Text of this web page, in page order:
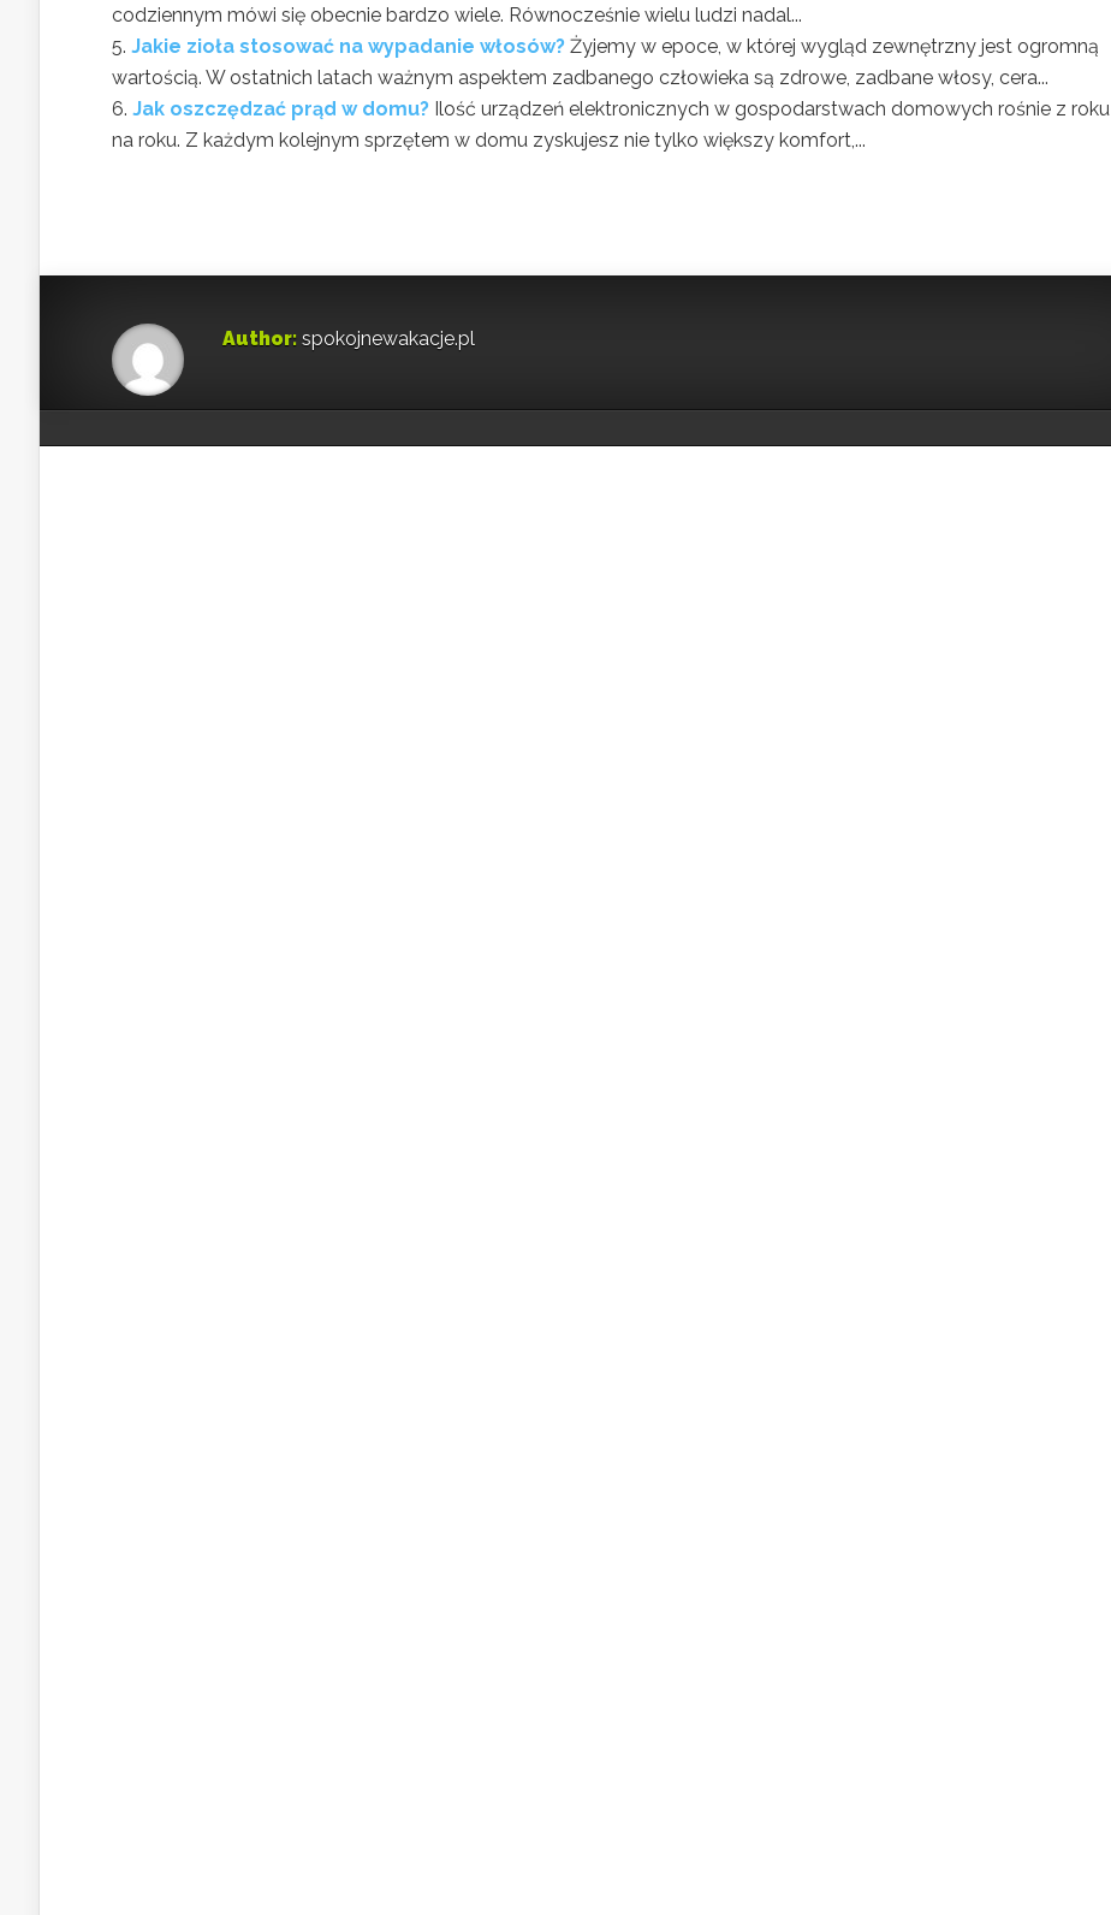
codziennym mówi się obecnie bardzo wiele. Równocześnie wielu ludzi nadal...
Jakie zioła stosować na wypadanie włosów? Żyjemy w epoce, w której wygląd zewnętrzny jest ogromną
wartością. W ostatnich latach ważnym aspektem zadbanego człowieka są zdrowe, zadbane włosy, cera...
Jak oszczędzać prąd w domu? Ilość urządzeń elektronicznych w gospodarstwach domowych rośnie z roku
na roku. Z każdym kolejnym sprzętem w domu zyskujesz nie tylko większy komfort,...
Author: spokojnewakacje.pl